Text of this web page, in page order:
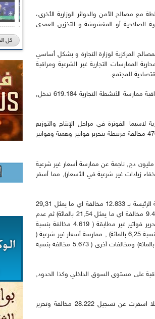
مع مصالح الأمن والدوائر الوزارية الأخرى،
الصلاحية أو المغشوشة و التخزين العمدي
المركزية لوزارة التجارة و بشكل أساسي
الممارسات التجارية غير الشرعية ومراقبة
للمجتمع.
وبخصوص طبيعة المراقبة, تظهر الحصيلة ان أعوان الرقابة سجلوا في مجال مراقبة ممارسة الأنشطة التجارية 619.184 تدخل,
لاسيما الفوترة في مراحل الإنتاج والتوزيع
بالجملة حيث سمحت هذه التدخلات بمعاينة 4.757 مخالفة لعدم الفوترة, منها 476 مخالفة مرتبطة بتحرير فواتير وهمية وفواتير
وفي مجال الربح غير الشرعي, سمحت عمليات الرقابة بالكشف عن مبلغ 353,39 مليون دج, ناجمة عن ممارسة أسعار غير شرعية
زيادات غير شرعية في الأسعار), مما أسفر
وتظهر الحصيلة أن عدم إشهار الأسعار والتعريفات وشروط البيع شكلت المخالفة الرئيسة بـ 12.833 مخالفة اي ما يمثل 29,31
بالمائة من اجمالي المخالفات , تليها مخالفة عدم الإشهار القانوني للشركات (9.430 مخالفة اي ما يمثل 21,54 بالمائة) ثم عدم
القيد في السجل التجاري (6.015 مخالفة بنسبة 13,73بالمائة), عدم الفوترة و تحرير فواتير غير مطابقة ( 4.619 مخالفة بنسبة
10,55 بالمائة) , ممارسة نشاط تجاري دون حيازة المحل التجاري (2.737 مخالفة بنسبة 6,25 بالمائة) , ممارسة أسعار غير شرعية (
1.237 مخالفة بنسبة 2,82 بالمائة), معارضة الرقابة (1.234 مخالفة بنسبة 2,81 بالمائة) ومخالفات أخرى ( 5.673 مخالفة بنسبة
النوعية وقمع الغش, فقد تم تسجيل 568.263 عملية مراقبة على مستوى السوق الداخلي وكذا الحدود,
فعلى مستوى السوق الداخلي, قامت مصالح الرقابة المعنية بـ 517.159 تدخلا اسفرت عن تسجيل 28.222 مخالفة وتحرير
كل